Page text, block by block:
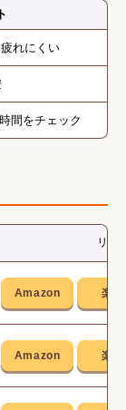
れにくい
間をチェック
リン